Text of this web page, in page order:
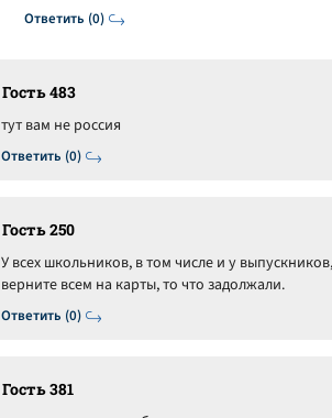
Ответить (0)
Гость 483
Ответить (0)
тут вам не россия
Гость 250
Ответить (0)
У всех школьников, в том числе и у
верните всем на карты, то что задолжали.
Гость 381